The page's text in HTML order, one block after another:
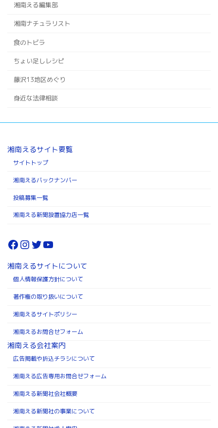
湘南える編集部
湘南ナチュラリスト
食のトビラ
ちょい足しレシピ
藤沢13地区めぐり
身近な法律相談
湘南えるサイト要覧
サイトトップ
湘南えるバックナンバー
投稿募集一覧
湘南える新聞設置協力店一覧
Facebook
Instagram
Twitter
YouTube
湘南えるサイトについて
個人情報保護方針について
著作権の取り扱いについて
湘南えるサイトポリシー
湘南えるお問合せフォーム
湘南える会社案内
広告掲載や折込チラシについて
湘南える広告専用お問合せフォーム
湘南える新聞社会社概要
湘南える新聞社の事業について